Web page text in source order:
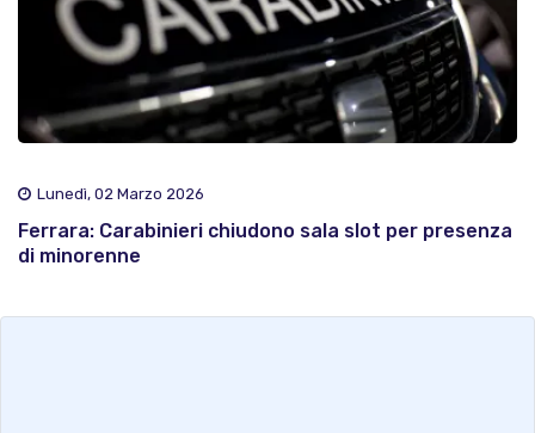
Lunedì, 02 Marzo 2026
Ferrara: Carabinieri chiudono sala slot per presenza
di minorenne